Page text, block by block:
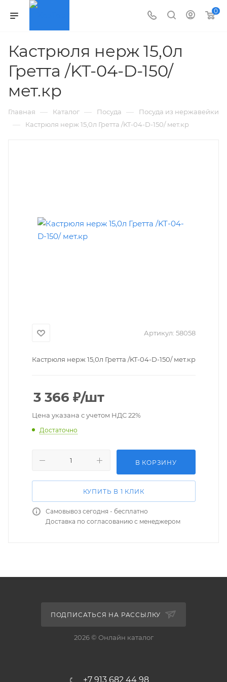
0
Кастрюля нерж 15,0л
Гретта /KT-04-D-150/
мет.кр
Главная — Каталог — Посуда — Посуда из нержавейки
— Кастрюля нерж 15,0л Гретта /KT-04-D-150/ мет.кр
Артикул: 58058
Кастрюля нерж 15,0л Гретта /KT-04-D-150/ мет.кр
3 366 ₽/шт
Цена указана с учетом НДС 22%
Достаточно
В КОРЗИНУ
КУПИТЬ В 1 КЛИК
Самовывоз сегодня - бесплатно
Доставка по согласованию с менеджером
ПОДПИСАТЬСЯ НА РАССЫЛКУ
2026 © Онлайн каталог
+7 913 682 44 98